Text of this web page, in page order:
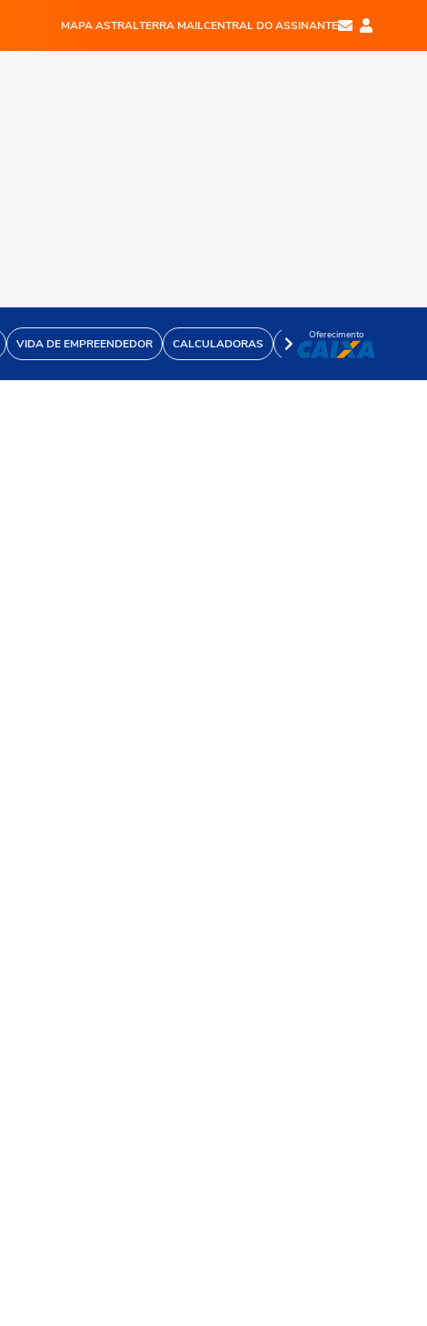
MAPA ASTRALTERRA MAILCENTRAL DO ASSINANTE
VIDA DE EMPREENDEDOR CALCULADORAS VÍDEOS
Oferecimento